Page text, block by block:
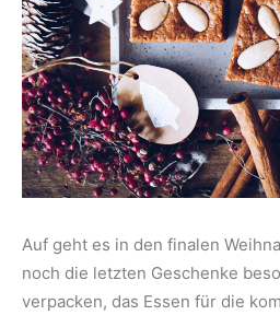
Auf geht es in den finalen
noch die letzten Geschenke
verpacken, das Essen für die